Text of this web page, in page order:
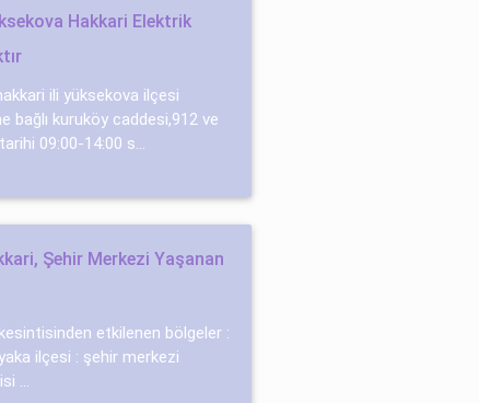
Hakkari Elektrik
ili yüksekova ilçesi
bağlı kuruköy caddesi,912 ve
09:00-14:00 s...
Şehir Merkezi Yaşanan
etkilenen bölgeler :
ilçesi : şehir merkezi
...